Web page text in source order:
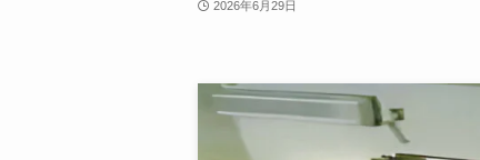
2026年6月29日